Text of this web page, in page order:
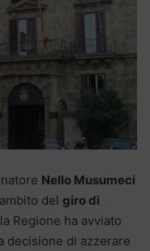
Nello Musumeci
del giro di
Regione ha avviato
decisione di azzerare